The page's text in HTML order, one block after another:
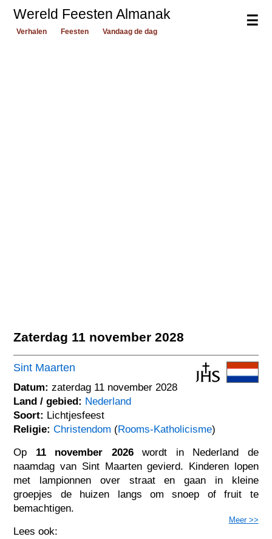
☰
Wereld Feesten Almanak
Verhalen Feesten Vandaag de dag
Zaterdag 11 november 2028
Sint Maarten
Datum: zaterdag 11 november 2028
Land / gebied: Nederland
Soort: Lichtjesfeest
Religie: Christendom (Rooms-Katholicisme)
Op 11 november 2026wordt in Nederland de
naamdag van Sint Maarten gevierd. Kinderen lopen
met lampionnen over straat en gaan in kleine
groepjes de huizen langs om snoep of fruit te
bemachtigen.
Meer >>
Lees ook: